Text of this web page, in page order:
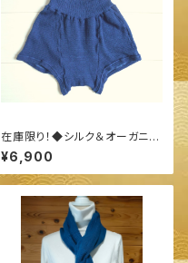
在庫限り！◆シルク＆オーガニッ
ク スーピマコットン ふっくら あ
ったか♪リラックスショーツ ２タ
イプ◆ ～100%オーガニックす
¥6,900